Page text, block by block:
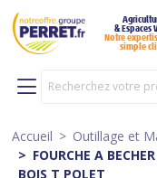
& Espaces
Notre
simple
Accueil Outillage et
FOURCHE A
BOIS T POLET